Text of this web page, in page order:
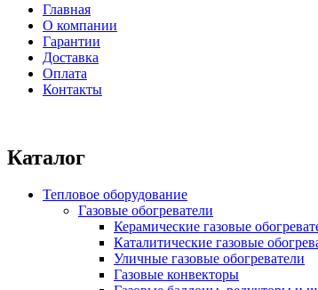
Главная
О компании
Гарантии
Доставка
Оплата
Контакты
Каталог
Тепловое оборудование
Газовые обогреватели
Керамические газовые
Каталитические газовые
Уличные газовые обогреватели
Газовые конвекторы